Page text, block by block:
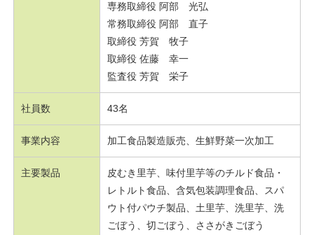
専務取締役 阿部 光弘
常務取締役 阿部 直子
取締役 芳賀 牧子
取締役 佐藤 幸一
監査役 芳賀 栄子
社員数 43名
事業内容 加工食品製造販売、生鮮野菜一次加工
主要製品
皮むき里芋、味付里芋等のチルド食品・
レトルト食品、含気包装調理食品、スパ
ウト付パウチ製品、土里芋、洗里芋、洗
ごぼう、切ごぼう、ささがきごぼう